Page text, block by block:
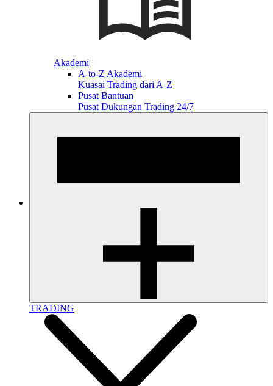
Akademi
A-to-Z Akademi
Kuasai Trading dari A-Z
Pusat Bantuan
Pusat Dukungan Trading 24/7
TRADING